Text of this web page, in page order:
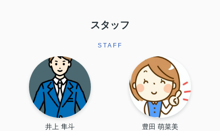
スタッフ
STAFF
井上 隼斗 豊田 萌菜美